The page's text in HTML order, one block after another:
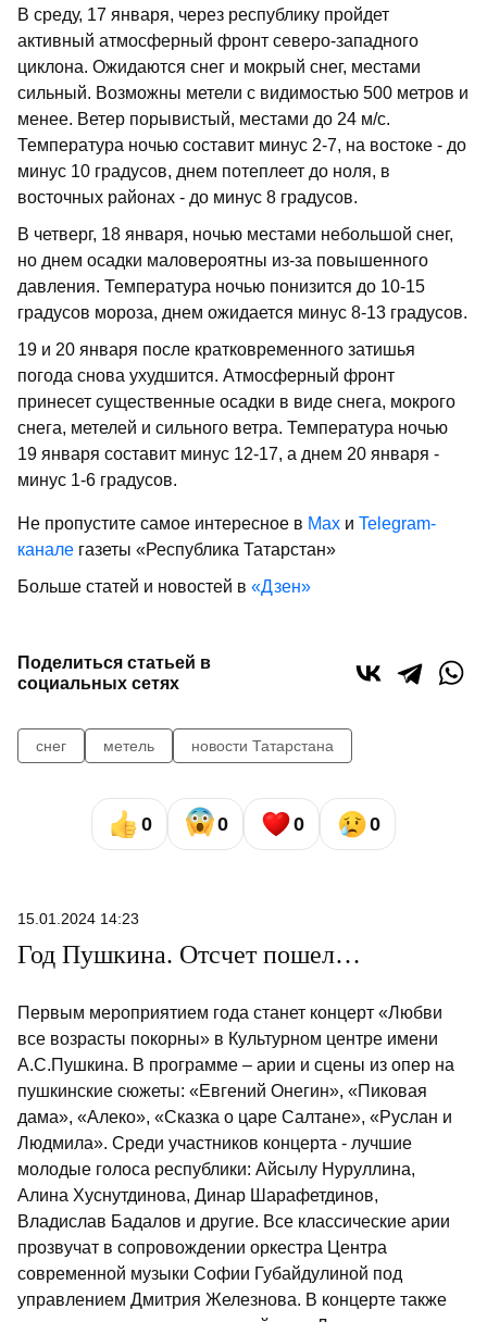
В среду, 17 января, через республику пройдет
активный атмосферный фронт северо-западного
циклона. Ожидаются снег и мокрый снег, местами
сильный. Возможны метели с видимостью 500 метров и
менее. Ветер порывистый, местами до 24 м/с.
Температура ночью составит минус 2-7, на востоке - до
минус 10 градусов, днем потеплеет до ноля, в
восточных районах - до минус 8 градусов.
В четверг, 18 января, ночью местами небольшой снег,
но днем осадки маловероятны из-за повышенного
давления. Температура ночью понизится до 10-15
градусов мороза, днем ожидается минус 8-13 градусов.
19 и 20 января после кратковременного затишья
погода снова ухудшится. Атмосферный фронт
принесет существенные осадки в виде снега, мокрого
снега, метелей и сильного ветра. Температура ночью
19 января составит минус 12-17, а днем 20 января -
минус 1-6 градусов.
Не пропустите самое интересное в Max и Telegram-
канале газеты «Республика Татарстан»
Больше статей и новостей в «Дзен»
Поделиться статьей в
социальных сетях
снег метель новости Татарстана
0 0 0 0
15.01.2024 14:23
Год Пушкина. Отсчет пошел…
Первым мероприятием года станет концерт «Любви
все возрасты покорны» в Культурном центре имени
А.С.Пушкина. В программе – арии и сцены из опер на
пушкинские сюжеты: «Евгений Онегин», «Пиковая
дама», «Алеко», «Сказка о царе Салтане», «Руслан и
Людмила». Среди участников концерта - лучшие
молодые голоса республики: Айсылу Нуруллина,
Алина Хуснутдинова, Динар Шарафетдинов,
Владислав Бадалов и другие. Все классические арии
прозвучат в сопровождении оркестра Центра
современной музыки Софии Губайдулиной под
управлением Дмитрия Железнова. В концерте также